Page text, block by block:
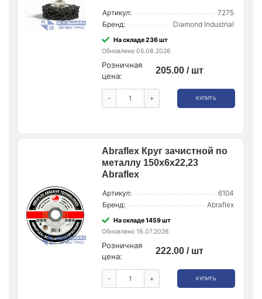
Артикул:
7275
Бренд:
Diamond Industrial
На складе 236 шт
Обновлено 05.08.2026
Розничная
цена:
205.00 / шт
- + КУПИТЬ
Abraflex Круг зачистной по
металлу 150x6x22,23
Abraflex
Артикул:
6104
Бренд:
Abraflex
На складе 1459 шт
Обновлено 16.07.2026
Розничная
цена:
222.00 / шт
- + КУПИТЬ